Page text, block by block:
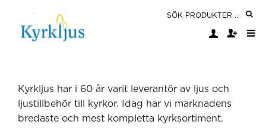
Kyrkljus har i 60 år varit leverantör av ljus och
ljustillbehör till kyrkor. Idag har vi marknadens
bredaste och mest kompletta kyrksortiment.